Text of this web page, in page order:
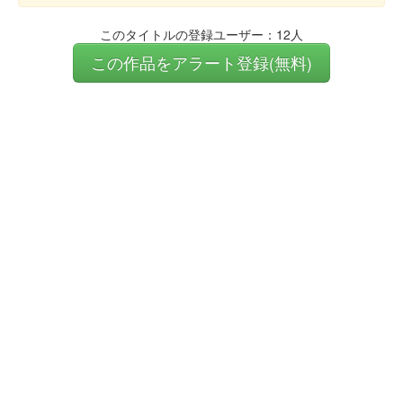
このタイトルの登録ユーザー：12人
この作品をアラート登録(無料)